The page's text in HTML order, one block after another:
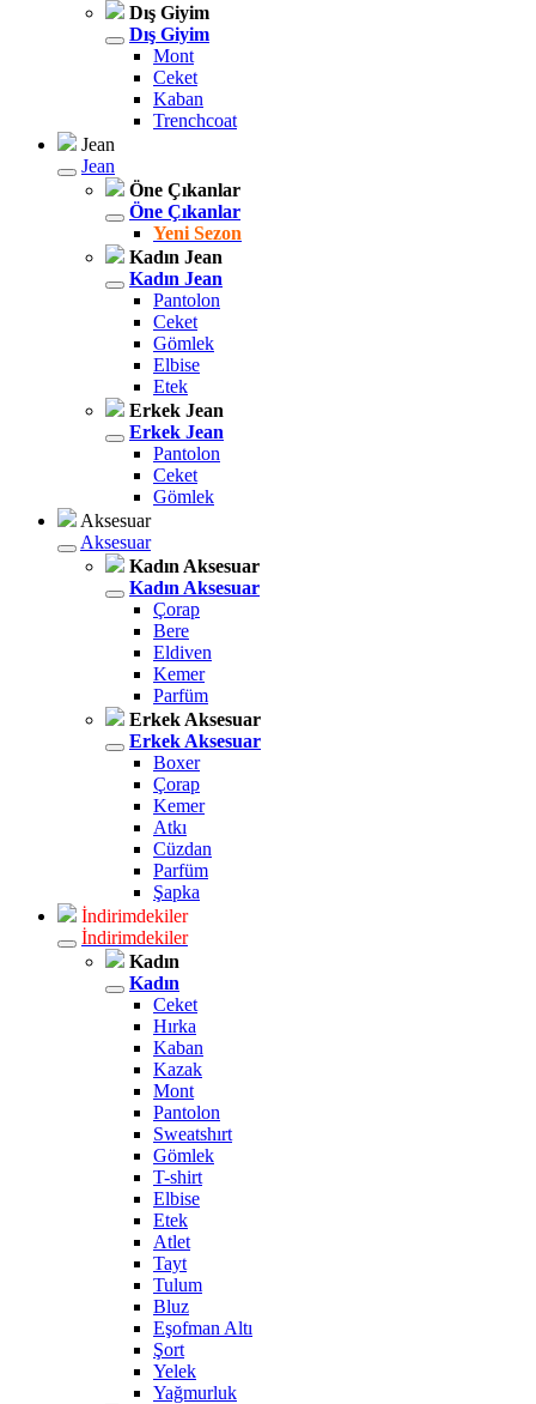
Dış Giyim
Dış Giyim
Mont
Ceket
Kaban
Trenchcoat
Jean
Jean
Öne Çıkanlar
Öne Çıkanlar
Yeni Sezon
Kadın Jean
Kadın Jean
Pantolon
Ceket
Gömlek
Elbise
Etek
Erkek Jean
Erkek Jean
Pantolon
Ceket
Gömlek
Aksesuar
Aksesuar
Kadın Aksesuar
Kadın Aksesuar
Çorap
Bere
Eldiven
Kemer
Parfüm
Erkek Aksesuar
Erkek Aksesuar
Boxer
Çorap
Kemer
Atkı
Cüzdan
Parfüm
Şapka
İndirimdekiler
İndirimdekiler
Kadın
Kadın
Ceket
Hırka
Kaban
Kazak
Mont
Pantolon
Sweatshırt
Gömlek
T-shirt
Elbise
Etek
Atlet
Tayt
Tulum
Bluz
Eşofman Altı
Şort
Yelek
Yağmurluk